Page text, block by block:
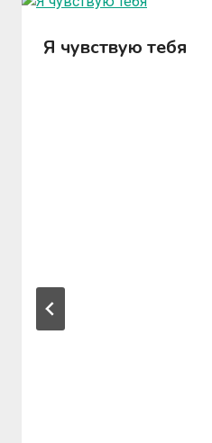
Я чувствую тебя